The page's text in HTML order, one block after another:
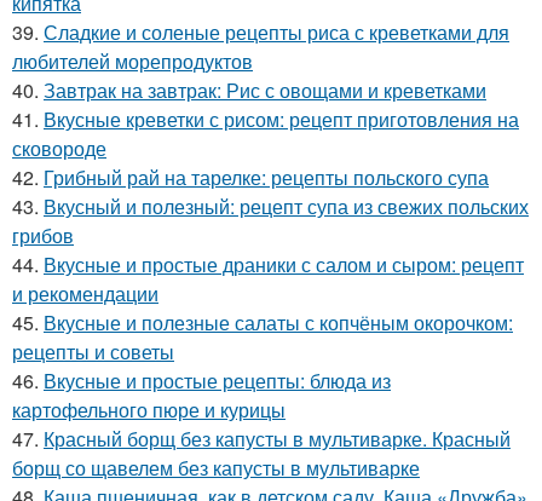
39. Сладкие и соленые рецепты риса с креветками для
любителей морепродуктов
40. Завтрак на завтрак: Рис с овощами и креветками
41. Вкусные креветки с рисом: рецепт приготовления на
сковороде
42. Грибный рай на тарелке: рецепты польского супа
43. Вкусный и полезный: рецепт супа из свежих польских
грибов
44. Вкусные и простые драники с салом и сыром: рецепт
и рекомендации
45. Вкусные и полезные салаты с копчёным окорочком:
рецепты и советы
46. Вкусные и простые рецепты: блюда из
картофельного пюре и курицы
47. Красный борщ без капусты в мультиварке. Красный
борщ со щавелем без капусты в мультиварке